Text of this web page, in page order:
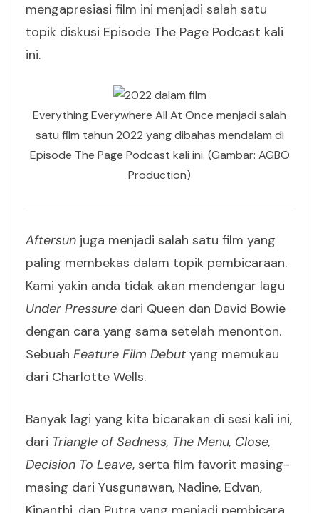
mengapresiasi film ini menjadi salah satu
topik diskusi Episode The Page Podcast kali
ini.
Everything Everywhere All At Once menjadi salah
satu film tahun 2022 yang dibahas mendalam di
Episode The Page Podcast kali ini. (Gambar: AGBO
Production)
Aftersun juga menjadi salah satu film yang
paling membekas dalam topik pembicaraan.
Kami yakin anda tidak akan mendengar lagu
Under Pressure dari Queen dan David Bowie
dengan cara yang sama setelah menonton.
Sebuah Feature Film Debut yang memukau
dari Charlotte Wells.
Banyak lagi yang kita bicarakan di sesi kali ini,
dari Triangle of Sadness, The Menu, Close,
Decision To Leave, serta film favorit masing-
masing dari Yusgunawan, Nadine, Edvan,